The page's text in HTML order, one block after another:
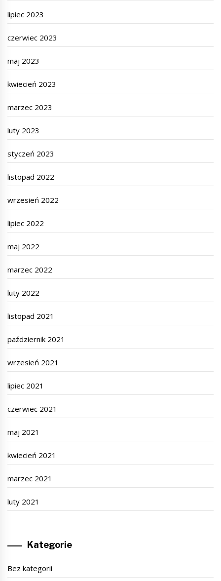
lipiec 2023
czerwiec 2023
maj 2023
kwiecień 2023
marzec 2023
luty 2023
styczeń 2023
listopad 2022
wrzesień 2022
lipiec 2022
maj 2022
marzec 2022
luty 2022
listopad 2021
październik 2021
wrzesień 2021
lipiec 2021
czerwiec 2021
maj 2021
kwiecień 2021
marzec 2021
luty 2021
Kategorie
Bez kategorii